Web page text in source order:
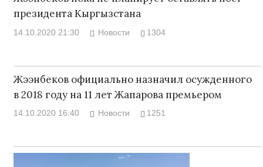
президента Кыргызстана
14.10.2020 21:30 Новости 1304
Жээнбеков официально назначил осужденного
в 2018 году на 11 лет Жапарова премьером
14.10.2020 16:40 Новости 1251